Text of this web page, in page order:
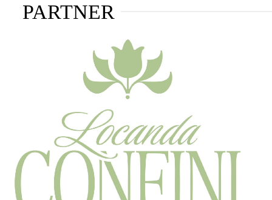
PARTNER